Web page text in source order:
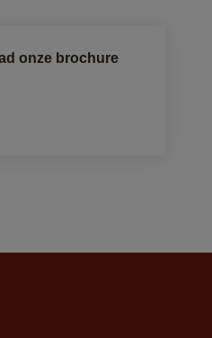
onze brochure